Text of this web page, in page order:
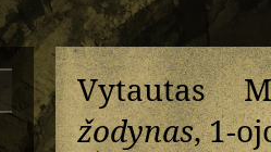
Vytautas
žodynas, 1-